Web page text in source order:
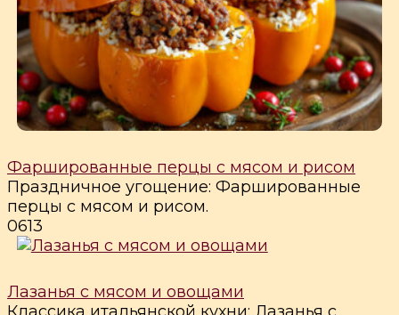
Фаршированные перцы с мясом и рисом
Праздничное угощение: Фаршированные
перцы с мясом и рисом.
0613
Лазанья с мясом и овощами